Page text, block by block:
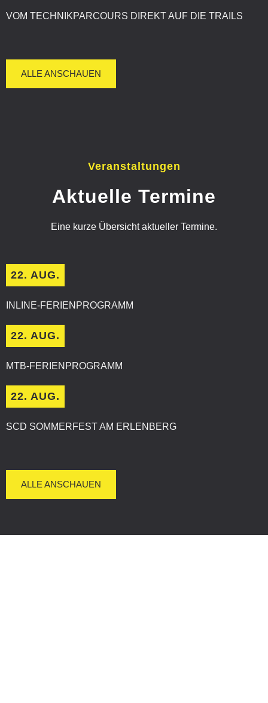
VOM TECHNIKPARCOURS DIREKT AUF DIE TRAILS
ALLE ANSCHAUEN
Veranstaltungen
Aktuelle Termine
Eine kurze Übersicht aktueller Termine.
22. AUG.
INLINE-FERIENPROGRAMM
22. AUG.
MTB-FERIENPROGRAMM
22. AUG.
SCD SOMMERFEST AM ERLENBERG
ALLE ANSCHAUEN